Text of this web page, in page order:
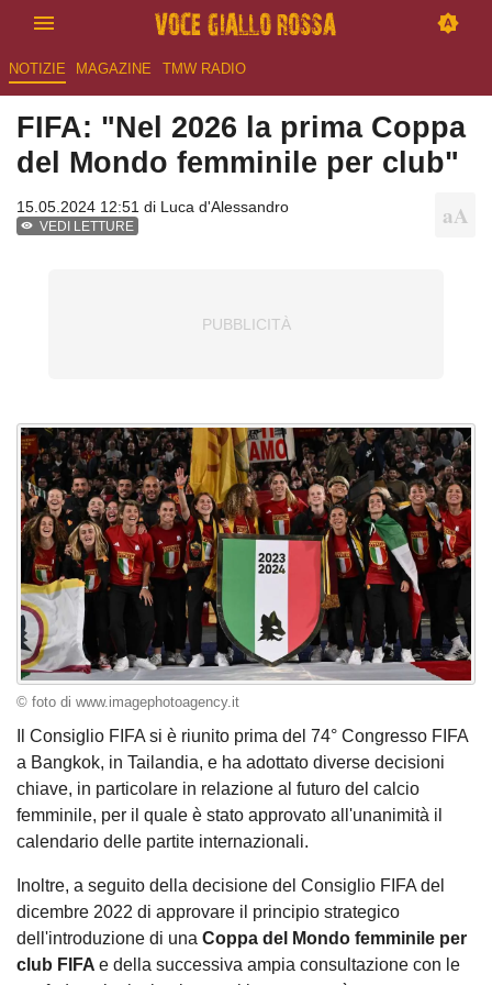
NOTIZIE MAGAZINE TMW RADIO
FIFA: "Nel 2026 la prima Coppa
del Mondo femminile per club"
15.05.2024 12:51 di Luca d'Alessandro
VEDI LETTURE
© foto di www.imagephotoagency.it
Il Consiglio FIFA si è riunito prima del 74° Congresso FIFA
a Bangkok, in Tailandia, e ha adottato diverse decisioni
chiave, in particolare in relazione al futuro del calcio
femminile, per il quale è stato approvato all'unanimità il
calendario delle partite internazionali.
Inoltre, a seguito della decisione del Consiglio FIFA del
dicembre 2022 di approvare il principio strategico
dell'introduzione di una Coppa del Mondo femminile per
club FIFA e della successiva ampia consultazione con le